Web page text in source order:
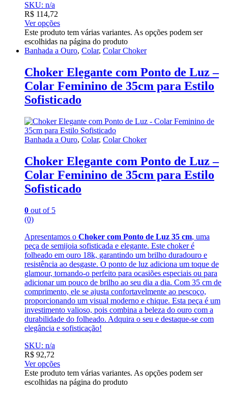
SKU: n/a
R$ 114,72
Ver opções
Este produto tem várias variantes. As opções podem ser
escolhidas na página do produto
Banhada a Ouro, Colar, Colar Choker
Choker Elegante com Ponto de Luz –
Colar Feminino de 35cm para Estilo
Sofisticado
Banhada a Ouro, Colar, Colar Choker
Choker Elegante com Ponto de Luz –
Colar Feminino de 35cm para Estilo
Sofisticado
0 out of 5
(0)
Apresentamos o Choker com Ponto de Luz 35 cm, uma
peça de semijoia sofisticada e elegante. Este choker é
folheado em ouro 18k, garantindo um brilho duradouro e
resistência ao desgaste. O ponto de luz adiciona um toque de
glamour, tornando-o perfeito para ocasiões especiais ou para
adicionar um pouco de brilho ao seu dia a dia. Com 35 cm de
comprimento, ele se ajusta confortavelmente ao pescoço,
proporcionando um visual moderno e chique. Esta peça é um
investimento valioso, pois combina a beleza do ouro com a
durabilidade do folheado. Adquira o seu e destaque-se com
elegância e sofisticação!
SKU: n/a
R$ 92,72
Ver opções
Este produto tem várias variantes. As opções podem ser
escolhidas na página do produto